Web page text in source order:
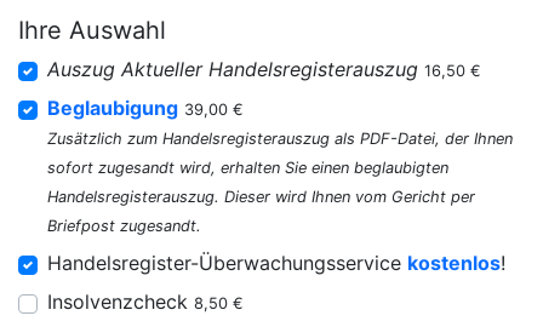
Ihre Auswahl
Auszug Aktueller Handelsregisterauszug 16,50 €
Beglaubigung 39,00 €
Zusätzlich zum Handelsregisterauszug als PDF-Datei, der Ihnen
sofort zugesandt wird, erhalten Sie einen beglaubigten
Handelsregisterauszug. Dieser wird Ihnen vom Gericht per
Briefpost zugesandt.
Handelsregister-Überwachungsservice kostenlos!
Insolvenzcheck 8,50 €